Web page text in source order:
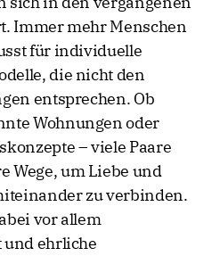
Immer mehr Menschen
für individuelle
die nicht den
entsprechen. Ob
Wohnungen oder
– viele Paare
Wege, um Liebe und
zu verbinden.
vor allem
und ehrliche